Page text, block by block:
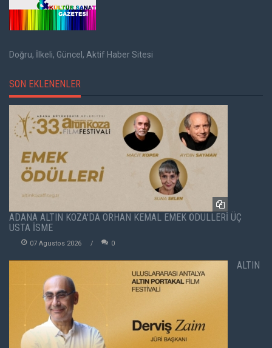
Doğru, İlkeli, Güncel, Aktif Haber Sitesi
SON EKLENENLER
ADANA ALTIN KOZA'DA ORHAN KEMAL EMEK ÖDÜLLERİ ÜÇ
USTA İSME
07 Agustos 2026 0
ALTIN